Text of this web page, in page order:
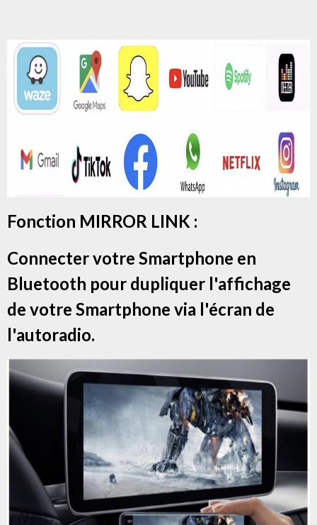
Fonction MIRROR LINK :
Connecter votre Smartphone en
Bluetooth pour dupliquer l'affichage
de votre Smartphone via l'écran de
l'autoradio.